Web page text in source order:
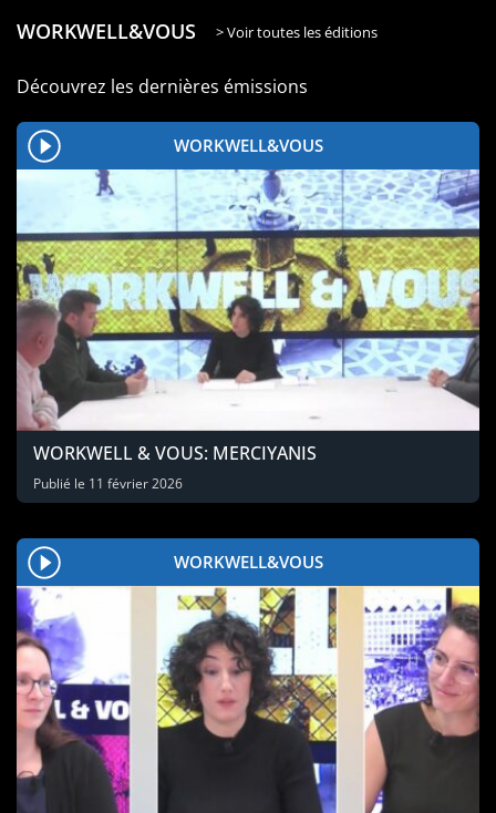
WORKWELL&VOUS > Voir toutes les éditions
Découvrez les dernières émissions
WORKWELL&VOUS
WORKWELL & VOUS: MERCIYANIS
Publié le 11 février 2026
WORKWELL&VOUS